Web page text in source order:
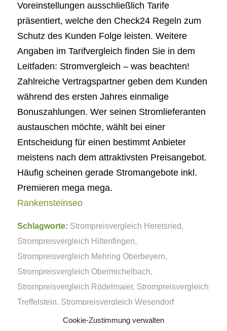
Cookie-Zustimmung verwalten
Voreinstellungen ausschließlich Tarife
präsentiert, welche den Check24 Regeln zum
Schutz des Kunden Folge leisten. Weitere
Angaben im Tarifvergleich finden Sie in dem
Leitfaden: Stromvergleich – was beachten!
Zahlreiche Vertragspartner geben dem Kunden
während des ersten Jahres einmalige
Bonuszahlungen. Wer seinen Stromlieferanten
austauschen möchte, wählt bei einer
Entscheidung für einen bestimmt Anbieter
meistens nach dem attraktivsten Preisangebot.
Häufig scheinen gerade Stromangebote inkl.
Premieren mega mega.
Rankensteinseo
Schlagworte: Strompreisvergleich Heretsried,
Strompreisvergleich Hiltenfingen,
Strompreisvergleich Mehring Oberbeyern,
Strompreisvergleich Obermichelbach,
Strompreisvergleich Rödelmaier, Strompreisvergleich
Treffelstein, Strompreisvergleich Wesendorf